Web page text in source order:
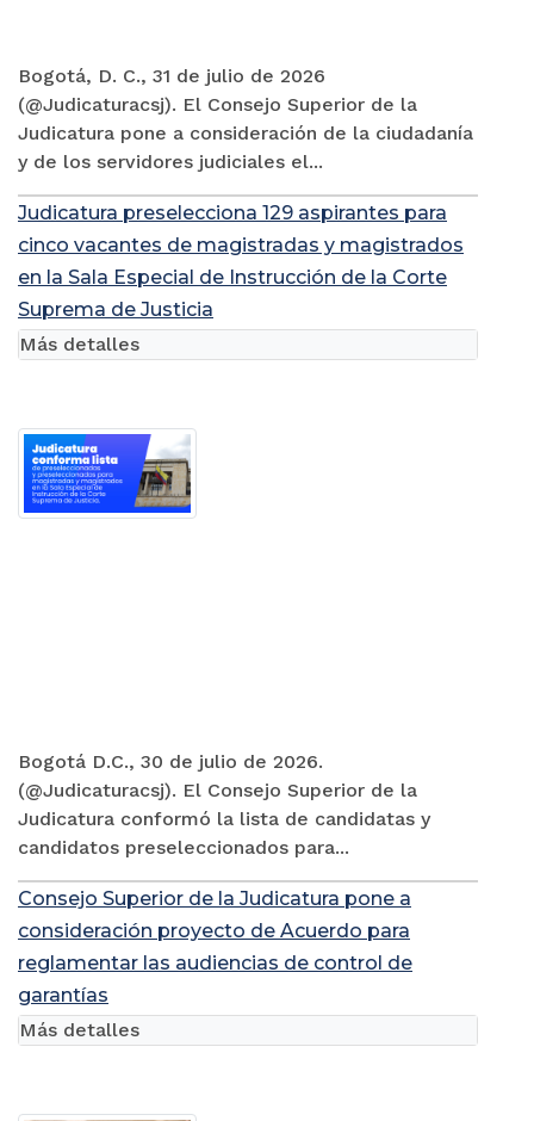
Bogotá, D. C., 31 de julio de 2026
(@Judicaturacsj). El Consejo Superior de la
Judicatura pone a consideración de la ciudadanía
y de los servidores judiciales el...
Judicatura preselecciona 129 aspirantes para
cinco vacantes de magistradas y magistrados
en la Sala Especial de Instrucción de la Corte
Suprema de Justicia
Bogotá D.C., 30 de julio de 2026.
(@Judicaturacsj). El Consejo Superior de la
Judicatura conformó la lista de candidatas y
candidatos preseleccionados para...
Más detalles
Consejo Superior de la Judicatura pone a
consideración proyecto de Acuerdo para
reglamentar las audiencias de control de
garantías
Más detalles